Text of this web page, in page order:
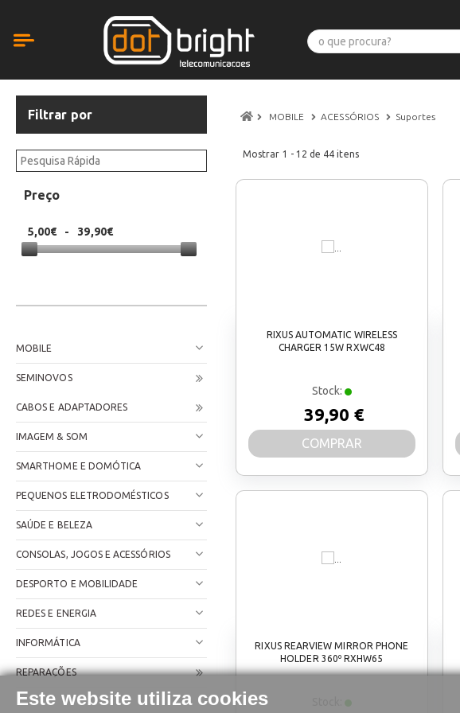
Este website utiliza cookies
Filtrar por
Preço
5,00€ - 39,90€
MOBILE
SEMINOVOS
CABOS E ADAPTADORES
IMAGEM & SOM
SMARTHOME E DOMÓTICA
PEQUENOS ELETRODOMÉSTICOS
SAÚDE E BELEZA
CONSOLAS, JOGOS E ACESSÓRIOS
DESPORTO E MOBILIDADE
REDES E ENERGIA
INFORMÁTICA
REPARAÇÕES
MOBILE ACESSÓRIOS Suportes
Mostrar 1 - 12 de 44 itens
RIXUS AUTOMATIC WIRELESS
CHARGER 15W RXWC48
Stock:
39,90 €
COMPRAR
RIXUS REARVIEW MIRROR PHONE
HOLDER 360º RXHW65
Stock: